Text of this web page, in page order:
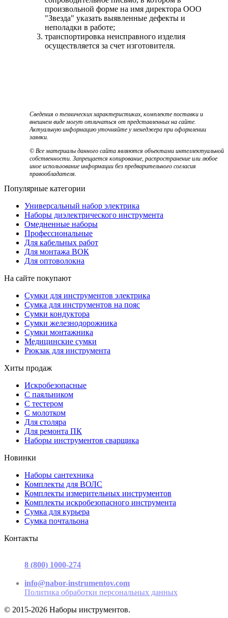
произвольной форме на имя директора ООО
"Звезда" указать выявленные дефекты и
неполадки в работе;
транспортировка неисправного изделия
осуществляется за счет изготовителя.
Сведения о технических характеристиках, комплекте поставки и
внешнем виде могут отличаться от представленных на сайте.
Актуальную информацию уточняйте у менеджера при оформлении
заявки.
© Все материалы данного сайта являются объектами интеллектуальной
собственности. Запрещается копирование, распространение или любое
иное использование информации без предварительного согласия
правообладателя.
Популярные категории
Универсальный набор электрика
Наборы диэлектрического инструмента
Омедненные наборы
Профессиональные
Для кабельных работ
Для монтажа ВОК
Для оптоволокна
На сайте покупают
Сумки для инструментов электрика
Сумка для инструментов на пояс
Сумки кондуктора
Сумки железнодорожника
Сумки монтажника
Медицинские сумки
Рюкзак для инструмента
Хиты продаж
Искробезопасные
С паяльником
С тестером
С молотком
Для столяра
Для ремонта ПК
Наборы инструментов сварщика
Новинки
Наборы сантехника
Комплекты для ВОЛС
Комплекты измерительных инструментов
Комплекты искробезопасного инструмента
Сумка для курьера
Сумка почтальона
Контакты
8 (800) 1000-274
info@nabor-instrumentov.com
Политика обработки персональных данных
© 2015-2026 Наборы инструментов.